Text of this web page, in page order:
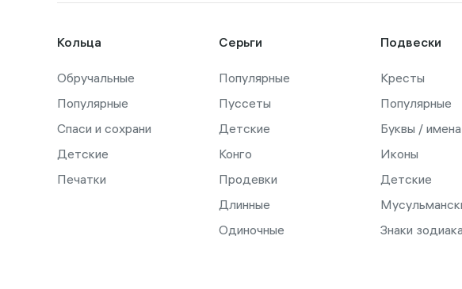
Кольца
Обручальные
Популярные
Спаси и сохрани
Детские
Печатки
Серьги
Популярные
Пуссеты
Детские
Конго
Продевки
Длинные
Одиночные
Подвески
Кресты
Популярные
Буквы / имена
Иконы
Детские
Знаки зодиака